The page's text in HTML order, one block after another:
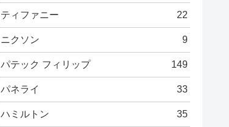
ティファニー 22
ニクソン 9
パテック フィリップ 149
パネライ 33
ハミルトン 35